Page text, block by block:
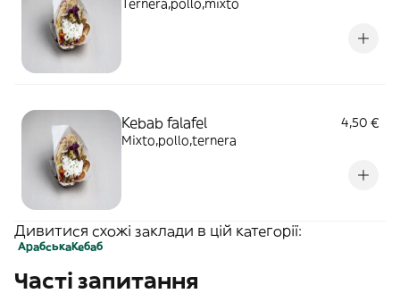
Kebab falafel
4,50 €
Mixto,pollo,ternera
Дивитися схожі заклади в цій категорії:
АрабськаКебаб
Часті запитання